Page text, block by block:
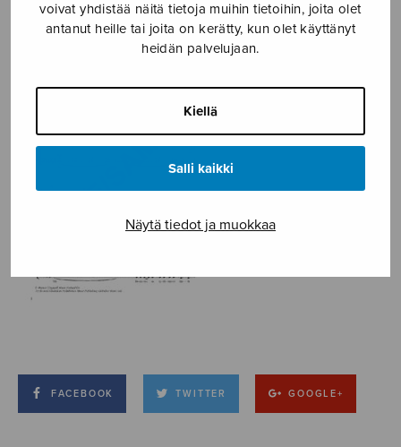
voivat yhdistää näitä tietoja muihin tietoihin, joita olet
antanut heille tai joita on kerätty, kun olet käyttänyt
heidän palvelujaan.
Kiellä
Salli kaikki
Näytä tiedot ja muokkaa
17.11.2021
FACEBOOK TWITTER GOOGLE+